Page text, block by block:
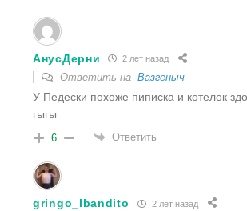
АнусДерни 2 лет назад
Ответить на Вазгеныч
У Педески похоже пиписка и котелок
гыгы
6 Ответить
gringo_lbandito 2 лет назад